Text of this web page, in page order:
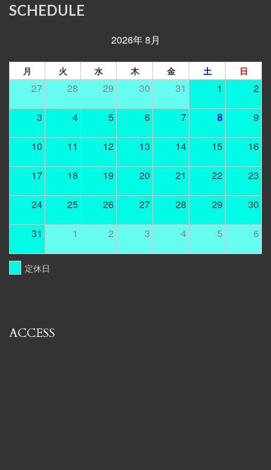
SCHEDULE
2026年 8月
月 火 水 木 金 土 日
27 28 29 30 31 1 2
3 4 5 6 7 8 9
10 11 12 13 14 15 16
17 18 19 20 21 22 23
24 25 26 27 28 29 30
31 1 2 3 4 5 6
定休日
ACCESS